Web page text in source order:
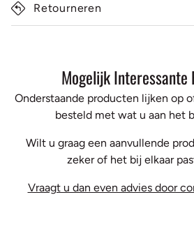
Retourneren
Mogelijk Interessante
Onderstaande producten lijken op
besteld met wat u aan het
Wilt u graag een aanvullende
zeker of het bij elkaar
Vraagt u dan even advies door